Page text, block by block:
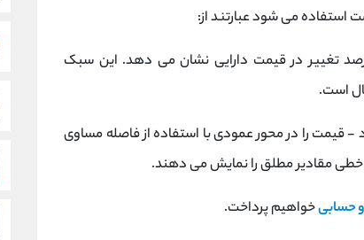
استفاده می شود عبارتند از:
تغییر در قیمت دارایی نشان می دهد. این سبک
است.
را در محور عمودی با استفاده از فاصله مساوی
مقادیر مطلق را نمایش می دهند.
و حسابیخواهیم پرداخت.